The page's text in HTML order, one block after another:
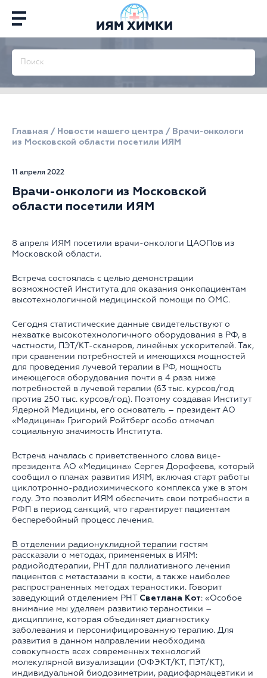
ИЯМ ХИМКИ
Главная / Новости нашего центра / Врачи-онкологи
из Московской области посетили ИЯМ
11 апреля 2022
Врачи-онкологи из Московской
области посетили ИЯМ
8 апреля ИЯМ посетили врачи-онкологи ЦАОПов из
Московской области.
Встреча состоялась с целью демонстрации
возможностей Института для оказания онкопациентам
высотехнологичной медицинской помощи по ОМС.
Сегодня статистические данные свидетельствуют о
нехватке высокотехнологичного оборудования в РФ, в
частности, ПЭТ/КТ-сканеров, линейных ускорителей. Так,
при сравнении потребностей и имеющихся мощностей
для проведения лучевой терапии в РФ, мощность
имеющегося оборудования почти в 4 раза ниже
потребностей в лучевой терапии (63 тыс. курсов/год
против 250 тыс. курсов/год). Поэтому создавая Институт
Ядерной Медицины, его основатель – президент АО
«Медицина» Григорий Ройтберг особо отмечал
социальную значимость Института.
Встреча началась с приветственного слова вице-
президента АО «Медицина» Сергея Дорофеева, который
сообщил о планах развития ИЯМ, включая старт работы
циклотронно-радиохимического комплекса уже в этом
году. Это позволит ИЯМ обеспечить свои потребности в
РФП в период санкций, что гарантирует пациентам
бесперебойный процесс лечения.
В отделении радионуклидной терапии гостям
рассказали о методах, применяемых в ИЯМ:
радиойодтерапии, РНТ для паллиативного лечения
пациентов с метастазами в кости, а также наиболее
распространенных методах тераностики. Говорит
заведующий отделением РНТ Светлана Кот: «Особое
внимание мы уделяем развитию тераностики –
дисциплине, которая объединяет диагностику
заболевания и персонифицированную терапию. Для
развития в данном направлении необходима
совокупность всех современных технологий
молекулярной визуализации (ОФЭКТ/КТ, ПЭТ/КТ),
индивидуальной биодозиметрии, радиофармацевтики и